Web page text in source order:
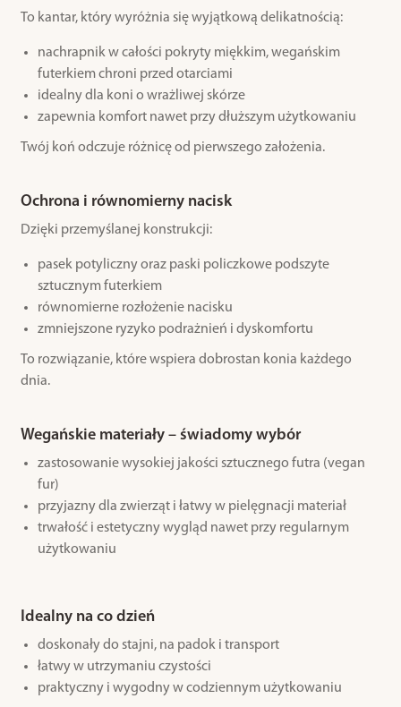
To kantar, który wyróżnia się wyjątkową delikatnością:
nachrapnik w całości pokryty miękkim, wegańskim
futerkiem chroni przed otarciami
idealny dla koni o wrażliwej skórze
zapewnia komfort nawet przy dłuższym użytkowaniu
Twój koń odczuje różnicę od pierwszego założenia.
Ochrona i równomierny nacisk
Dzięki przemyślanej konstrukcji:
pasek potyliczny oraz paski policzkowe podszyte
sztucznym futerkiem
równomierne rozłożenie nacisku
zmniejszone ryzyko podrażnień i dyskomfortu
To rozwiązanie, które wspiera dobrostan konia każdego
dnia.
Wegańskie materiały – świadomy wybór
zastosowanie wysokiej jakości sztucznego futra (vegan
fur)
przyjazny dla zwierząt i łatwy w pielęgnacji materiał
trwałość i estetyczny wygląd nawet przy regularnym
użytkowaniu
Idealny na co dzień
doskonały do stajni, na padok i transport
łatwy w utrzymaniu czystości
praktyczny i wygodny w codziennym użytkowaniu